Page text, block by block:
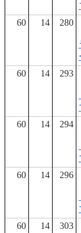
60 14 280
60 14 293
60 14 294
60 14 296
60 14 303